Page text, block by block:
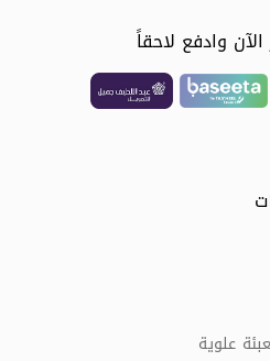
وادفع لاحقاً
علوية